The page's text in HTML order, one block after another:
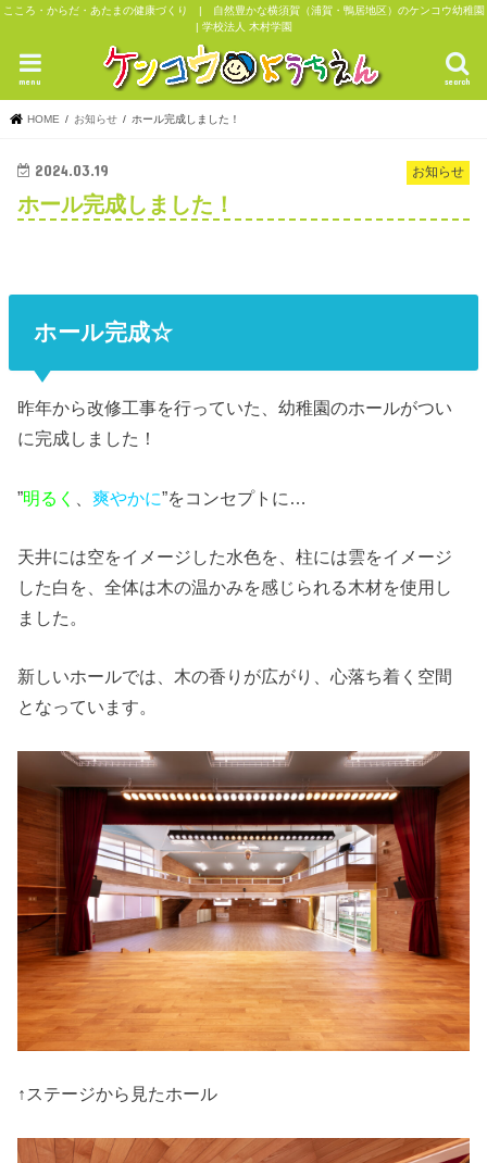
こころ・からだ・あたまの健康づくり | 自然豊かな横須賀（浦賀・鴨居地区）のケンコウ幼稚園
| 学校法人 木村学園
search
menu
HOME お知らせ ホール完成しました！
お知らせ
2024.03.19
ホール完成しました！
ホール完成☆
昨年から改修工事を行っていた、幼稚園のホールがつい
に完成しました！
”明るく 、爽やかに”をコンセプトに…
天井には空をイメージした水色を、柱には雲をイメージ
した白を、全体は木の温かみを感じられる木材を使用し
ました。
新しいホールでは、木の香りが広がり、心落ち着く空間
となっています。
↑ステージから見たホール